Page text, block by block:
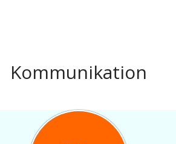
Kommunikation